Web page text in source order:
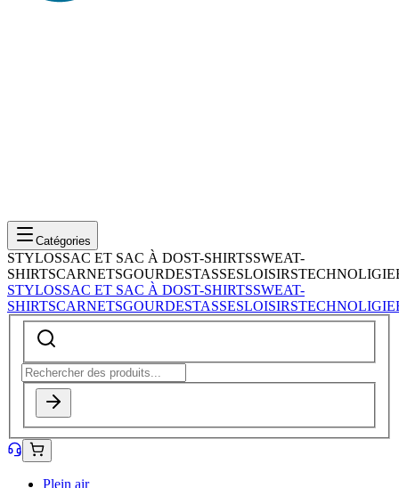
Catégories
STYLOSSAC ET SAC À DOST-SHIRTSSWEAT-
SHIRTSCARNETSGOURDESTASSESLOISIRSTECHNOLIGIE
STYLOSSAC ET SAC À DOST-SHIRTSSWEAT-
SHIRTSCARNETSGOURDESTASSESLOISIRSTECHNOLIGIE
Plein air